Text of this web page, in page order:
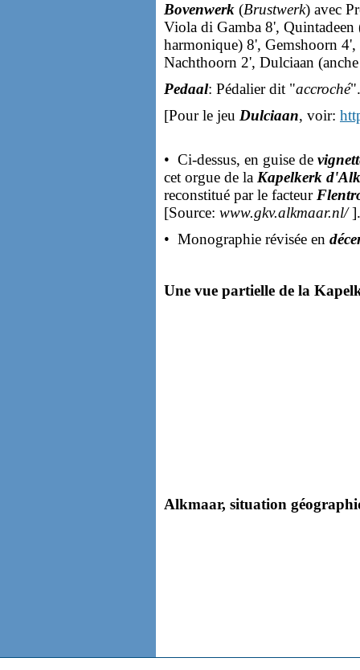
Bovenwerk (Brustwerk) avec
Viola di Gamba 8', Quintadeen
harmonique) 8', Gemshoorn
Nachthoorn 2', Dulciaan
Pedaal: Pédalier dit "accroché".
[Pour le jeu Dulciaan, voir:
• Ci-dessus, en guise de
cet orgue de la Kapelkerk
reconstitué par le facteur
[Source: www.gkv.alkmaar.nl/].
• Monographie révisée en
Une vue partielle de la
Alkmaar, situation